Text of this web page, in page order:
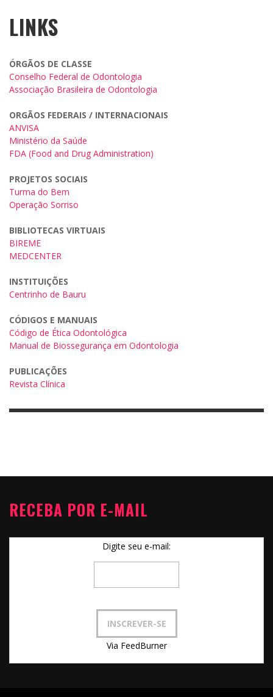
LINKS
ÓRGÃOS DE CLASSE
Conselho Federal de Odontologia
Associação Brasileira de Odontologia
ORGÃOS FEDERAIS / INTERNACIONAIS
ANVISA
Ministério da Saúde
FDA (Food and Drug Administration)
PROJETOS SOCIAIS
Turma do Bem
Operação Sorriso
BIBLIOTECAS VIRTUAIS
BIREME
MEDCENTER
INSTITUIÇÕES
Centrinho de Bauru
CÓDIGOS E MANUAIS
Código de Ética Odontológica
Manual de Biossegurança em Odontologia
PUBLICAÇÕES
Revista Clínica
RECEBA POR E-MAIL
Digite seu e-mail:
Via FeedBurner